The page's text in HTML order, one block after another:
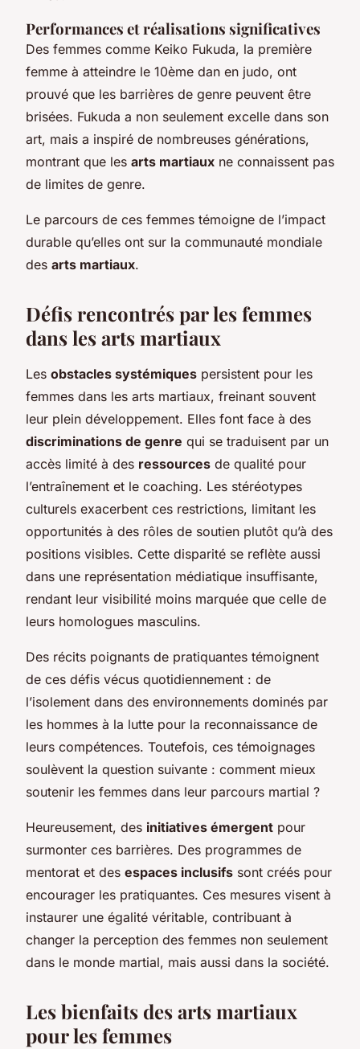
Performances et réalisations significatives
Des femmes comme Keiko Fukuda, la première
femme à atteindre le 10ème dan en judo, ont
prouvé que les barrières de genre peuvent être
brisées. Fukuda a non seulement excelle dans son
art, mais a inspiré de nombreuses générations,
montrant que les arts martiaux ne connaissent pas
de limites de genre.
Le parcours de ces femmes témoigne de l’impact
durable qu’elles ont sur la communauté mondiale
des arts martiaux.
Défis rencontrés par les femmes
dans les arts martiaux
Les obstacles systémiques persistent pour les
femmes dans les arts martiaux, freinant souvent
leur plein développement. Elles font face à des
discriminations de genre qui se traduisent par un
accès limité à des ressources de qualité pour
l’entraînement et le coaching. Les stéréotypes
culturels exacerbent ces restrictions, limitant les
opportunités à des rôles de soutien plutôt qu’à des
positions visibles. Cette disparité se reflète aussi
dans une représentation médiatique insuffisante,
rendant leur visibilité moins marquée que celle de
leurs homologues masculins.
Des récits poignants de pratiquantes témoignent
de ces défis vécus quotidiennement : de
l’isolement dans des environnements dominés par
les hommes à la lutte pour la reconnaissance de
leurs compétences. Toutefois, ces témoignages
soulèvent la question suivante : comment mieux
soutenir les femmes dans leur parcours martial ?
Heureusement, des initiatives émergent pour
surmonter ces barrières. Des programmes de
mentorat et des espaces inclusifs sont créés pour
encourager les pratiquantes. Ces mesures visent à
instaurer une égalité véritable, contribuant à
changer la perception des femmes non seulement
dans le monde martial, mais aussi dans la société.
Les bienfaits des arts martiaux
pour les femmes